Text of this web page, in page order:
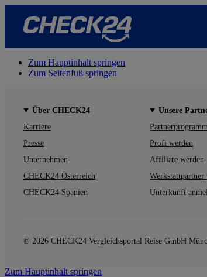
Zum Hauptinhalt springen
Zum Seitenfuß springen
Über CHECK24
Karriere
Presse
Unternehmen
CHECK24 Österreich
CHECK24 Spanien
Unsere
Profi werden
Affiliate werden
Werkstattpartner
Unterkunft
© 2026 CHECK24 Vergleichsportal Reise GmbH
Zum Hauptinhalt springen